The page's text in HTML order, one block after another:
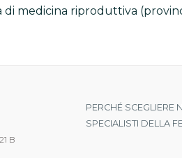
di medicina riproduttiva
B
PERCHÉ SCEGLIERE
SPECIALISTI DELLA